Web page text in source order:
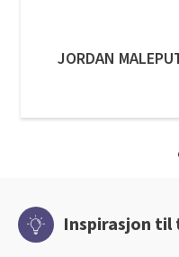
JORDAN
Inspirasjon